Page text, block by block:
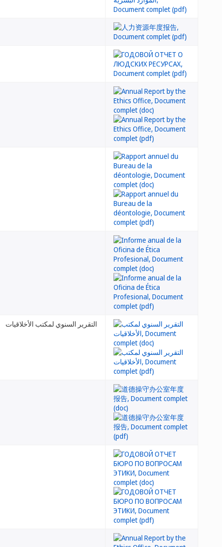
التقرير السنوي لمكتب الأخلاقيات